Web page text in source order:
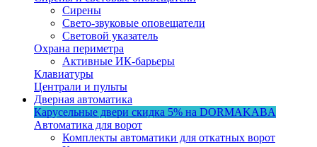
Сирены
Свето-звуковые оповещатели
Световой указатель
Охрана периметра
Активные ИК-барьеры
Клавиатуры
Централи и пульты
Дверная автоматика
Карусельные двери скидка 5% на DORMAKABA
Автоматика для ворот
Комплекты автоматики для откатных ворот